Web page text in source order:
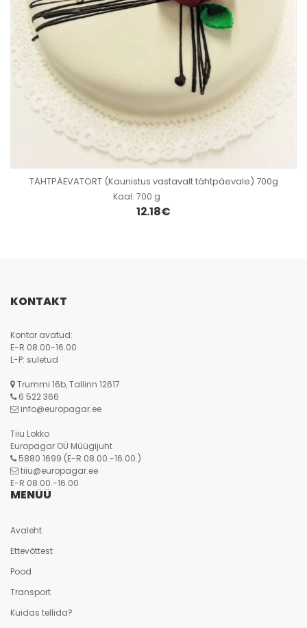
LISA KORVI
TÄHTPÄEVATORT (Kaunistus vastavalt tähtpäevale) 700g
Kaal: 700 g
12.18€
Säilitustemperatuur:
Säilivusaeg:
KONTAKT
Kontor avatud:
E-R 08.00-16.00
L-P: suletud
Trummi 16b, Tallinn 12617
6 522 366
info@europagar.ee
Tiiu Lokko
Europagar OÜ Müügijuht
5880 1699 (E-R 08.00.-16.00.)
tiiu@europagar.ee
E-R 08.00.-16.00
MENÜÜ
Avaleht
Ettevõttest
Pood
Transport
Kuidas tellida?